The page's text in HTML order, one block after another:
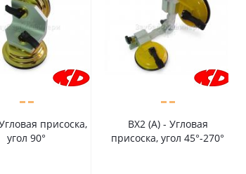
Средство для
предварительной
Стальная
вата, 150 грамм,